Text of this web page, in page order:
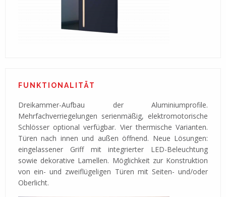
FUNKTIONALITÄT
Dreikammer-Aufbau der Aluminiumprofile.
Mehrfachverriegelungen serienmäßig, elektromotorische
Schlösser optional verfügbar. Vier thermische Varianten.
Türen nach innen und außen öffnend. Neue Lösungen:
eingelassener Griff mit integrierter LED-Beleuchtung
sowie dekorative Lamellen. Möglichkeit zur Konstruktion
von ein- und zweiflügeligen Türen mit Seiten- und/oder
Oberlicht.